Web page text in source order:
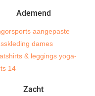
Ademend
Zacht